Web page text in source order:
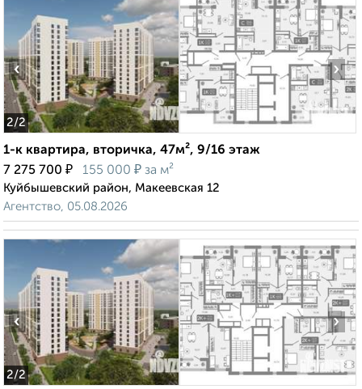
2/2
‹ ›
1-к квартира, вторичка, 47м², 9/16 этаж
7 275 700 ₽ 155 000 ₽ за м²
Куйбышевский район, Макеевская 12
Агентство, 05.08.2026
2/2
‹ ›